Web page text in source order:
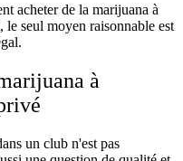
acheter de la marijuana à
seul moyen raisonnable est
à
un club n'est pas